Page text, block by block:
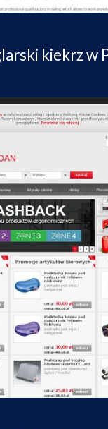
kiekrz w